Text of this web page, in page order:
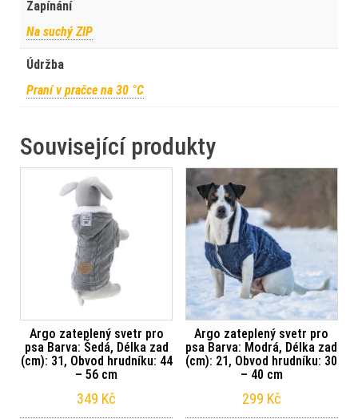
Zapínání
Na suchý ZIP
Údržba
Praní v pračce na 30 °C
Související produkty
Argo zateplený svetr pro
psa Barva: Šedá, Délka zad
(cm): 31, Obvod hrudníku: 44
– 56 cm
349 Kč
Argo zateplený svetr pro
psa Barva: Modrá, Délka zad
(cm): 21, Obvod hrudníku: 30
– 40 cm
299 Kč